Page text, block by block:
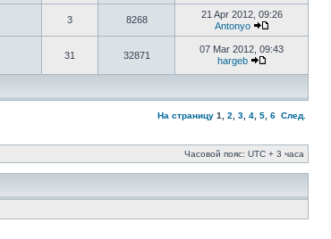
3 8268
21 Apr 2012, 09:26
Antonyo
31 32871
07 Mar 2012, 09:43
hargeb
На страницу 1 2 3 4 5 6 След.
Часовой пояс: UTC + 3 часа